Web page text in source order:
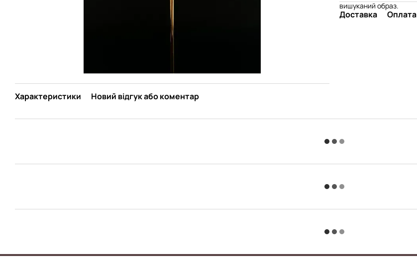
Характеристики Новий відгук або коментар
вишуканий образ.
Доставка Оплата